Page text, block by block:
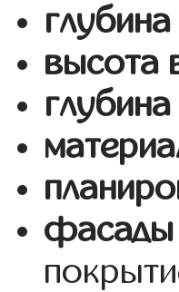
высота
фасады